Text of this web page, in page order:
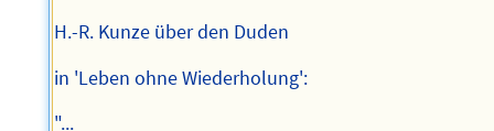
H.-R. Kunze über den Duden
in 'Leben ohne Wiederholung':
"...